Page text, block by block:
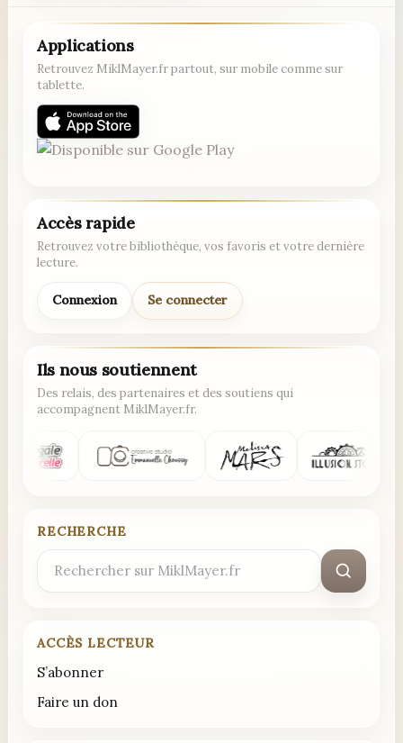
Applications
Retrouvez MiklMayer.fr partout, sur mobile comme sur
tablette.
Accès rapide
Retrouvez votre bibliothèque, vos favoris et votre dernière
lecture.
Connexion Se connecter
Ils nous soutiennent
Des relais, des partenaires et des soutiens qui
accompagnent MiklMayer.fr.
RECHERCHE
Rechercher
ACCÈS LECTEUR
S’abonner
Faire un don